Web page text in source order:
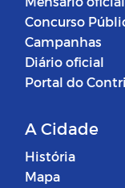
Concurso
Campanhas
Diário oficial
Portal do
A Cidade
História
Mapa